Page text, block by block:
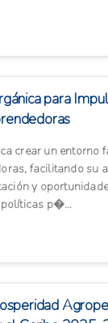
para
crear un entorno
facilitando su
y
p�...